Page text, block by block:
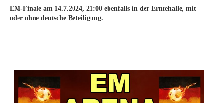
EM-Finale am 14.7.2024, 21:00 ebenfalls in der Erntehalle, mit
oder ohne deutsche Beteiligung.